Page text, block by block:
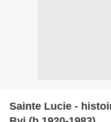
Sainte Lucie - histoire